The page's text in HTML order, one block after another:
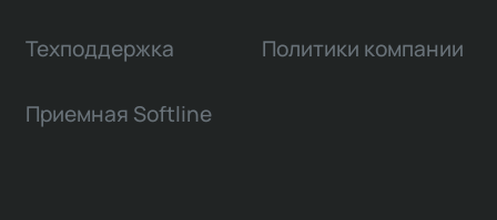
Техподдержка Политики компании
Приемная Softline